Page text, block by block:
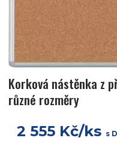
Korková nástěnka z
různé rozměry
2 555 Kč/ks s